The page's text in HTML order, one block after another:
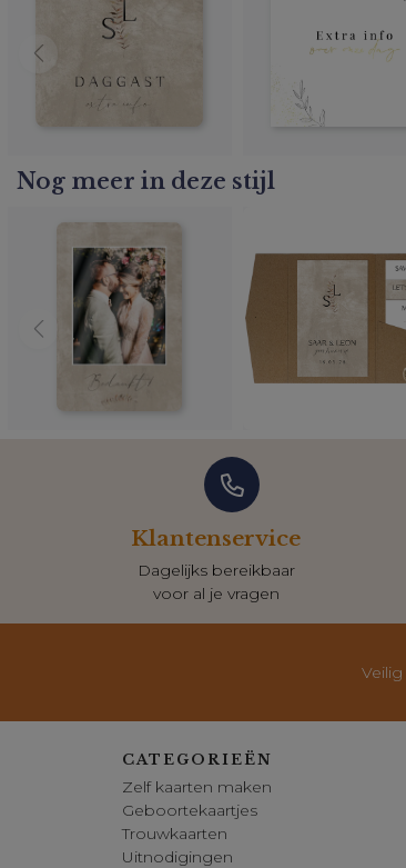
Nog meer in deze stijl
Klantenservice
Dagelijks bereikbaar
voor al je vragen
CATEGORIEËN
Zelf kaarten maken
Geboortekaartjes
Trouwkaarten
Uitnodigingen